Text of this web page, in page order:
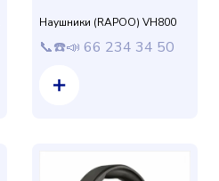
Наушники (RAPOO) VH800
📞☎️📣 66 234 34 50